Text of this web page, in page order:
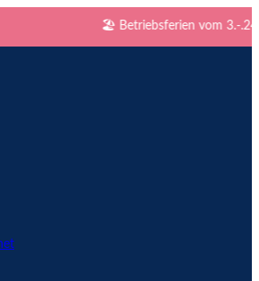
🏖️ Betriebsferien vom 3.-.24.8.